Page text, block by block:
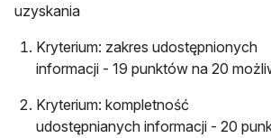
uzyskania
Kryterium: zakres udostępnionych
informacji - 19 punktów na 20
Kryterium: kompletność
udostępnianych informacji - 20